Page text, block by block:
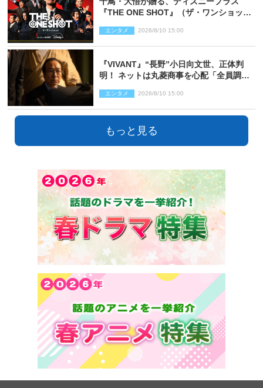
『THE ONE SHOT』（ザ・ワンショッ
を投じる“真の笑い”を見る大会がついに
開幕
エンタメ 2026/8/10 15:00
『VIVANT』“長野”小日向文世、正体判
明！ ネットは丸菱商事を心配「全員調べ
エンタメ 2026/8/10 15:00
もっと見る